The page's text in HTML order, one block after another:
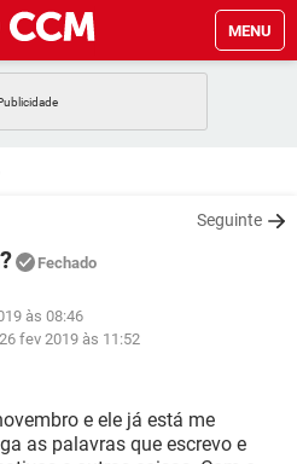
MENU
GMAIL
GMAIL
WHATSAPP
EXCEL
WHATSAPP
GMAIL
FACEBOOK
Seguinte
Fechado
às 08:46
26 fev 2019 às 11:52
e ele já está me
as palavras que escrevo e